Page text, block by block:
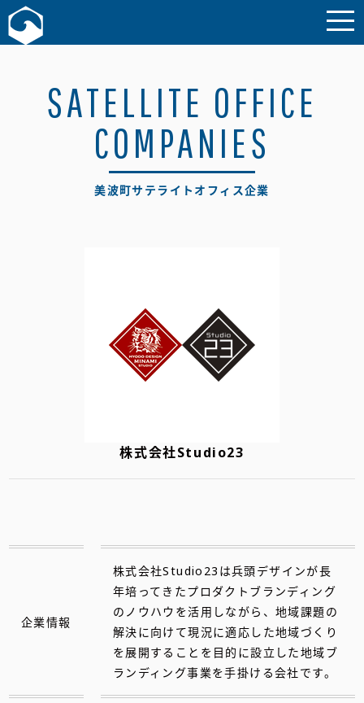
お問い合わせ
SATELLITE OFFICE
COMPANIES
美波町サテライトオフィス企業
株式会社Studio23
企業情報
株式会社Studio23は兵頭デザインが長
年培ってきたプロダクトブランディング
のノウハウを活用しながら、地域課題の
解決に向けて現況に適応した地域づくり
を展開することを目的に設立した地域ブ
ランディング事業を手掛ける会社です。